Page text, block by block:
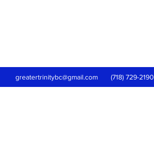
greatertrinitybc@gmail.com (718) 729-2190